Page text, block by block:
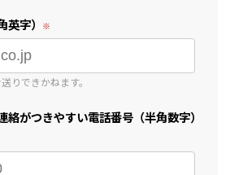
字）
りできかねます。
絡がつきやすい電話番号（半角数字）